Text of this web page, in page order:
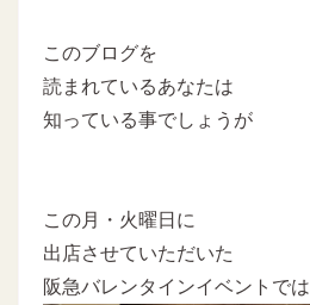
このブログを
読まれているあなたは
知っている事でしょうが
この月・火曜日に
出店させていただいた
阪急バレンタインイベントでは